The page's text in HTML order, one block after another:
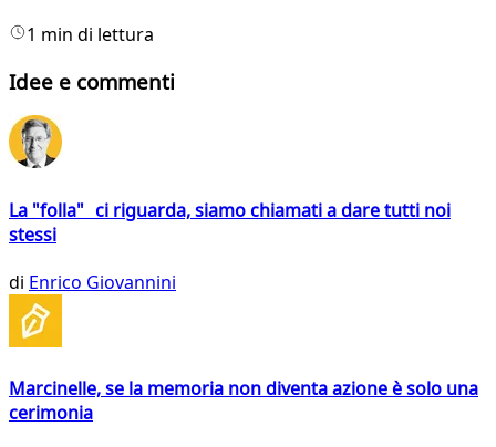
1 min di lettura
Idee e commenti
La "folla" ci riguarda, siamo chiamati a dare tutti noi
stessi
di Enrico Giovannini
Marcinelle, se la memoria non diventa azione è solo una
cerimonia